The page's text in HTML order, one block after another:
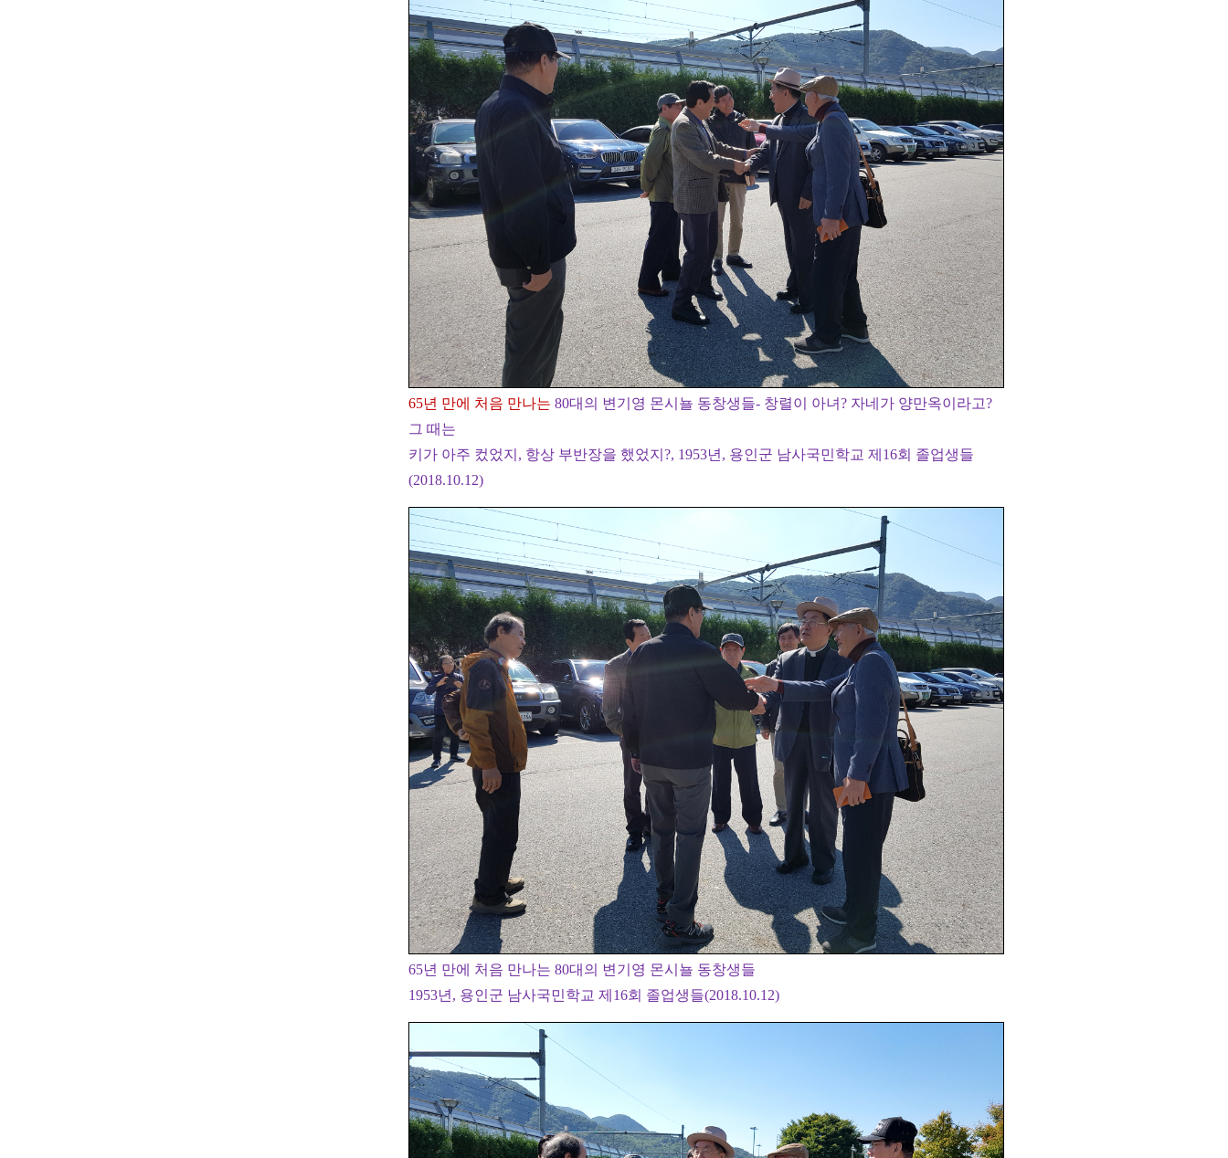
65년 만에 처음 만나는 80대의 변기영 몬시뇰 동창생들- 창렬이 아녀? 자네가 양만옥이라고?
그 때는
키가 아주 컸었지, 항상 부반장을 했었지?, 1953년, 용인군 남사국민학교 제16회 졸업생들
(2018.10.12)
65년 만에 처음 만나는 80대의 변기영 몬시뇰 동창생들
1953년, 용인군 남사국민학교 제16회 졸업생들(2018.10.12)